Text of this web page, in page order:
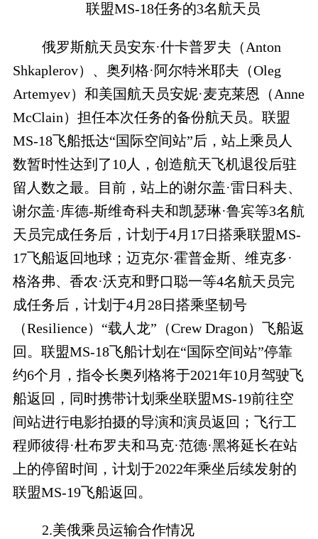
联盟MS-18任务的3名航天员
俄罗斯航天员安东·什卡普罗夫（Anton
Shkaplerov）、奥列格·阿尔特米耶夫（Oleg
Artemyev）和美国航天员安妮·麦克莱恩（Anne
McClain）担任本次任务的备份航天员。联盟
MS-18飞船抵达“国际空间站”后，站上乘员人
数暂时性达到了10人，创造航天飞机退役后驻
留人数之最。目前，站上的谢尔盖·雷日科夫、
谢尔盖·库德-斯维奇科夫和凯瑟琳·鲁宾等3名航
天员完成任务后，计划于4月17日搭乘联盟MS-
17飞船返回地球；迈克尔·霍普金斯、维克多·
格洛弗、香农·沃克和野口聪一等4名航天员完
成任务后，计划于4月28日搭乘坚韧号
（Resilience）“载人龙”（Crew Dragon）飞船返
回。联盟MS-18飞船计划在“国际空间站”停靠
约6个月，指令长奥列格将于2021年10月驾驶飞
船返回，同时携带计划乘坐联盟MS-19前往空
间站进行电影拍摄的导演和演员返回；飞行工
程师彼得·杜布罗夫和马克·范德·黑将延长在站
上的停留时间，计划于2022年乘坐后续发射的
联盟MS-19飞船返回。
2.美俄乘员运输合作情况